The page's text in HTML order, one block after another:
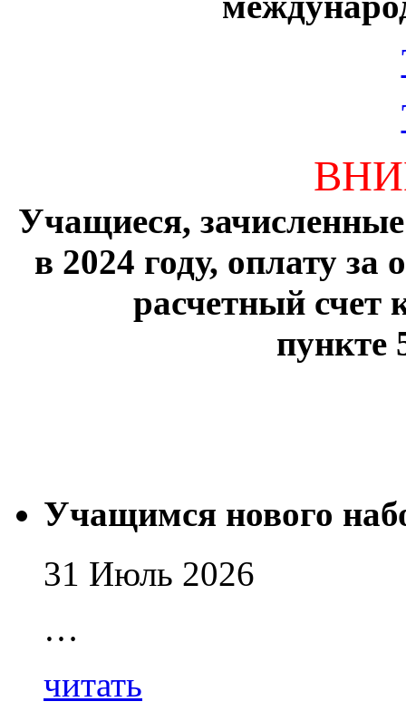
Учащиеся,
в 2024 году, оплату
расчетный счет
пункте
Учащимся нового
31 Июль 2026
…
читать